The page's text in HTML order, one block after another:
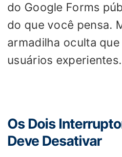
do Google Forms
do que você pensa.
armadilha oculta
usuários experientes.
Os Dois
Deve Desativar